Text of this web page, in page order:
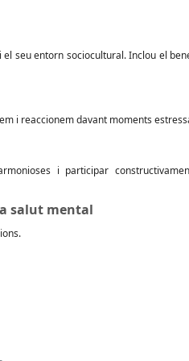
el seu entorn sociocultural. Inclou el
i reaccionem davant moments
i participar
salut mental